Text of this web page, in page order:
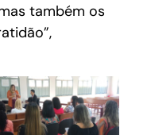
também os